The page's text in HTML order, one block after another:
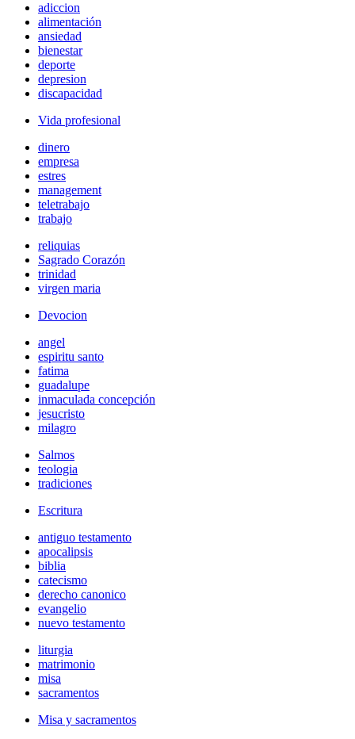
adiccion
alimentación
ansiedad
bienestar
deporte
depresion
discapacidad
Vida profesional
dinero
empresa
estres
management
teletrabajo
trabajo
reliquias
Sagrado Corazón
trinidad
virgen maria
Devocion
angel
espiritu santo
fatima
guadalupe
inmaculada concepción
jesucristo
milagro
Salmos
teologia
tradiciones
Escritura
antiguo testamento
apocalipsis
biblia
catecismo
derecho canonico
evangelio
nuevo testamento
liturgia
matrimonio
misa
sacramentos
Misa y sacramentos